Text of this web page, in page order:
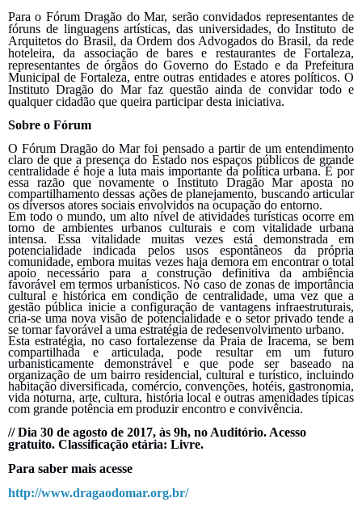
Para o Fórum Dragão do Mar, serão convidados representantes de
fóruns de linguagens artísticas, das universidades, do Instituto de
Arquitetos do Brasil, da Ordem dos Advogados do Brasil, da rede
hoteleira, da associação de bares e restaurantes de Fortaleza,
representantes de órgãos do Governo do Estado e da Prefeitura
Municipal de Fortaleza, entre outras entidades e atores políticos. O
Instituto Dragão do Mar faz questão ainda de convidar todo e
qualquer cidadão que queira participar desta iniciativa.
Sobre o Fórum
O Fórum Dragão do Mar foi pensado a partir de um entendimento
claro de que a presença do Estado nos espaços públicos de grande
centralidade é hoje a luta mais importante da política urbana. É por
essa razão que novamente o Instituto Dragão Mar aposta no
compartilhamento dessas ações de planejamento, buscando articular
os diversos atores sociais envolvidos na ocupação do entorno.
Em todo o mundo, um alto nível de atividades turísticas ocorre em
torno de ambientes urbanos culturais e com vitalidade urbana
intensa. Essa vitalidade muitas vezes está demonstrada em
potencialidade indicada pelos usos espontâneos da própria
comunidade, embora muitas vezes haja demora em encontrar o total
apoio necessário para a construção definitiva da ambiência
favorável em termos urbanísticos. No caso de zonas de importância
cultural e histórica em condição de centralidade, uma vez que a
gestão pública inicie a configuração de vantagens infraestruturais,
cria-se uma nova visão de potencialidade e o setor privado tende a
se tornar favorável a uma estratégia de redesenvolvimento urbano.
Esta estratégia, no caso fortalezense da Praia de Iracema, se bem
compartilhada e articulada, pode resultar em um futuro
urbanisticamente demonstrável e que pode ser baseado na
organização de um bairro residencial, cultural e turístico, incluindo
habitação diversificada, comércio, convenções, hotéis, gastronomia,
vida noturna, arte, cultura, história local e outras amenidades típicas
com grande potência em produzir encontro e convivência.
//Dia 30 de agosto de 2017, às 9h, no Auditório. Acesso
gratuito. Classificação etária: Livre.
Para saber mais acesse
http://www.dragaodomar.org.br/